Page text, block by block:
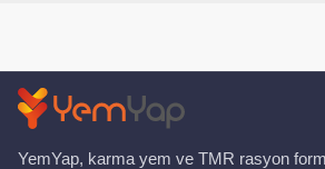
YemYap, karma yem ve TMR rasyon